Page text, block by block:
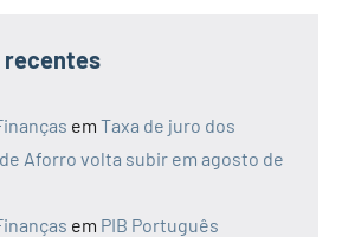
recentes
em Taxa de juro dos
Aforro volta subir em agosto de
em PIB Português